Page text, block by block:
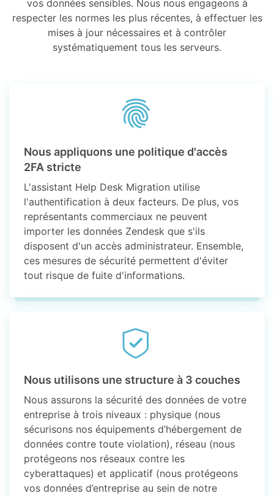
vos données sensibles. Nous nous engageons à
respecter les normes les plus récentes, à effectuer les
mises à jour nécessaires et à contrôler
systématiquement tous les serveurs.
Nous appliquons une politique d'accès
2FA stricte
L'assistant Help Desk Migration utilise
l'authentification à deux facteurs. De plus, vos
représentants commerciaux ne peuvent
importer les données Zendesk que s'ils
disposent d'un accès administrateur. Ensemble,
ces mesures de sécurité permettent d'éviter
tout risque de fuite d'informations.
Nous utilisons une structure à 3 couches
Nous assurons la sécurité des données de votre
entreprise à trois niveaux : physique (nous
sécurisons nos équipements d’hébergement de
données contre toute violation), réseau (nous
protégeons nos réseaux contre les
cyberattaques) et applicatif (nous protégeons
vos données d’entreprise au sein de notre